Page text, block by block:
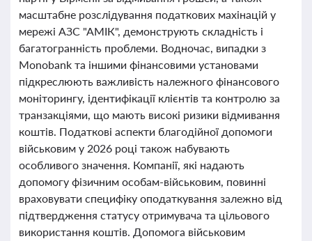
масштабне розслідування податкових махінацій у
мережі АЗС "АМІК", демонструють складність і
багатогранність проблеми. Водночас, випадки з
Monobank та іншими фінансовими установами
підкреслюють важливість належного фінансового
моніторингу, ідентифікації клієнтів та контролю за
транзакціями, що мають високі ризики відмивання
коштів. Податкові аспекти благодійної допомоги
військовим у 2026 році також набувають
особливого значення. Компанії, які надають
допомогу фізичним особам-військовим, повинні
враховувати специфіку оподаткування залежно від
підтвердження статусу отримувача та цільового
використання коштів. Допомога військовим